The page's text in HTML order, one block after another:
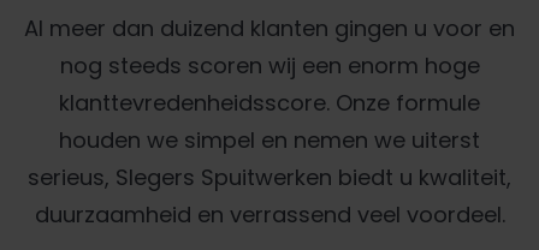
Al meer dan duizend klanten gingen u voor en
nog steeds scoren wij een enorm hoge
klanttevredenheidsscore. Onze formule
houden we simpel en nemen we uiterst
serieus, Slegers Spuitwerken biedt u kwaliteit,
duurzaamheid en verrassend veel voordeel.